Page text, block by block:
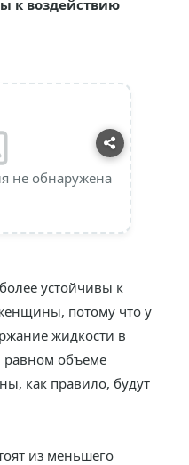
к воздействию
не обнаружена
устойчивы к
потому что у
жидкости в
равном объеме
как правило, будут
из меньшего